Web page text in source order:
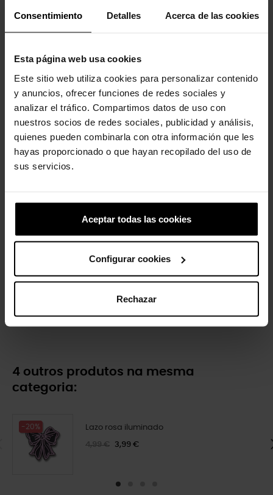
Consentimiento Detalles Acerca de las cookies
Esta página web usa cookies
Este sitio web utiliza cookies para personalizar contenido
y anuncios, ofrecer funciones de redes sociales y
analizar el tráfico. Compartimos datos de uso con
nuestros socios de redes sociales, publicidad y análisis,
quienes pueden combinarla con otra información que les
hayas proporcionado o que hayan recopilado del uso de
sus servicios.
Aceptar todas las cookies
Configurar cookies
Rechazar
-20% -20%
Tigre Dourado
4,79 €
Cão husky
4 outros produtos na mesma
categoria:
-20% Lazo rosa iluminado
4,99 € 3,99 €